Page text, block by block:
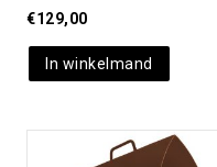
€129,00
In winkelmand